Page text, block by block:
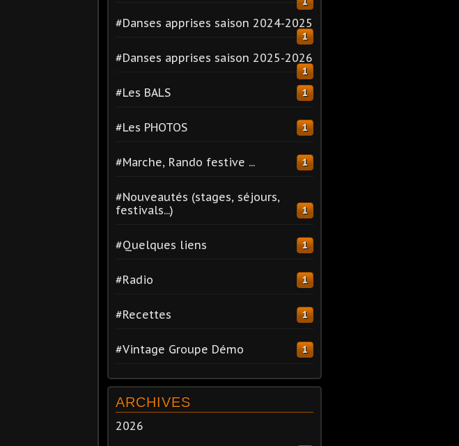
#Danses apprises saison 2024-2025
1
#Danses apprises saison 2025-2026
1
#Les BALS 1
#Les PHOTOS 1
#Marche, Rando festive ... 1
#Nouveautés (stages, séjours,
festivals...)
1
#Quelques liens 1
#Radio 1
#Recettes 1
#Vintage Groupe Démo 1
ARCHIVES
2026